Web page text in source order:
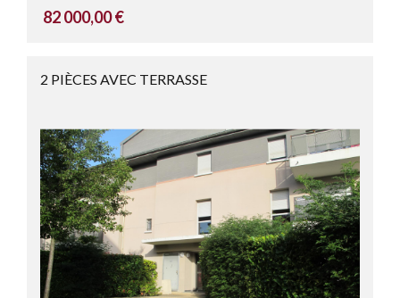
82 000,00 €
2 PIÈCES AVEC TERRASSE